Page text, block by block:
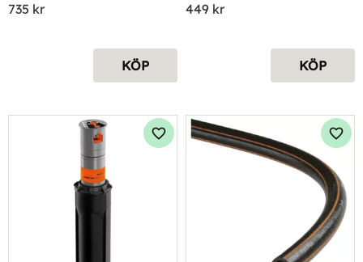
735 kr
KÖP
449 kr
KÖP
Lägg till i favoriter